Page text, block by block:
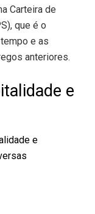
Carteira de
que é o
e as
anteriores.
e
e